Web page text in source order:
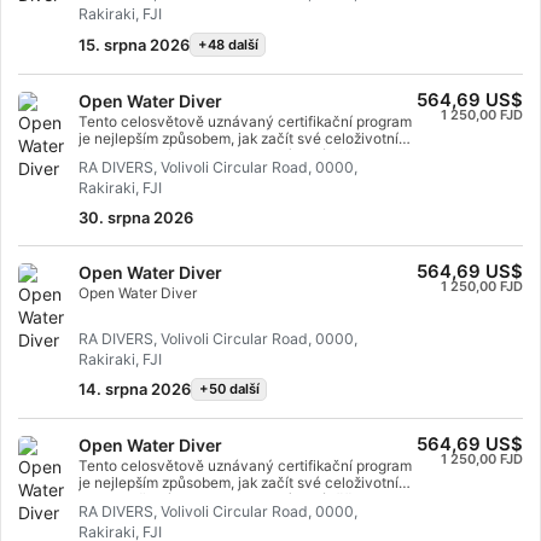
podávat kyslík a poskytovat podporu AED v
případě lékařské pohotovosti. Získejte
specializační certifikaci SSI React Right. Začněte
procvičovacími sessions ve vodě, které vám
zajistí dovednosti a zkušenosti potřebné k tomu,
abyste se pod vodou cítili skutečně pohodlně.
Rakiraki, FJI
15. srpna 2026 +48 další
Open Water Diver
Tento celosvětově uznávaný certifikační program
je nejlepším způsobem, jak začít své celoživotní
dobrodružství jako certifikovaný potápěč s
přístrojem. Individuální výcvik je kombinován s
procvičovacími sessions ve vodě, které vám
abyste se pod vodou cítili skutečně pohodlně.
RA DIVERS, Volivoli Circular Road, 0000,
Rakiraki, FJI
30. srpna 2026
564,69 US$
1 250,00 FJD
Open Water Diver
Open Water Diver
RA DIVERS, Volivoli Circular Road, 0000,
Rakiraki, FJI
14. srpna 2026 +50 další
564,69 US$
1 250,00 FJD
Open Water Diver
Tento celosvětově uznávaný certifikační program
je nejlepším způsobem, jak začít své celoživotní
dobrodružství jako certifikovaný potápěč s
přístrojem. Individuální výcvik je kombinován s
procvičovacími sessions ve vodě, které vám
RA DIVERS, Volivoli Circular Road, 0000,
Rakiraki, FJI
564,69 US$
1 250,00 FJD